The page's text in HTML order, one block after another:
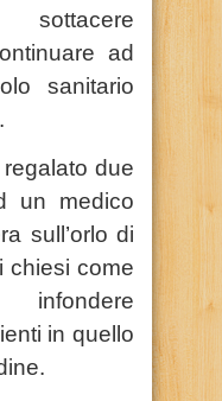
ad
sanitario
due
un medico
sull’orlo di
chiesi come
in quello